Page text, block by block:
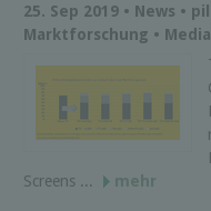
25. Sep 2019 • News •
Marktforschung •
Screens ...
mehr